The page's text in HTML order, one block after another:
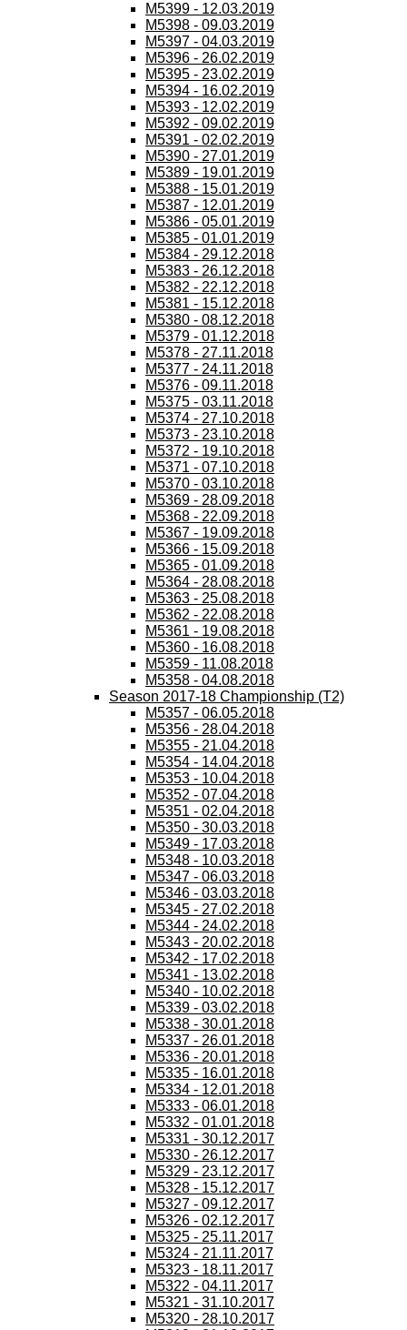
M5399 - 12.03.2019
M5398 - 09.03.2019
M5397 - 04.03.2019
M5396 - 26.02.2019
M5395 - 23.02.2019
M5394 - 16.02.2019
M5393 - 12.02.2019
M5392 - 09.02.2019
M5391 - 02.02.2019
M5390 - 27.01.2019
M5389 - 19.01.2019
M5388 - 15.01.2019
M5387 - 12.01.2019
M5386 - 05.01.2019
M5385 - 01.01.2019
M5384 - 29.12.2018
M5383 - 26.12.2018
M5382 - 22.12.2018
M5381 - 15.12.2018
M5380 - 08.12.2018
M5379 - 01.12.2018
M5378 - 27.11.2018
M5377 - 24.11.2018
M5376 - 09.11.2018
M5375 - 03.11.2018
M5374 - 27.10.2018
M5373 - 23.10.2018
M5372 - 19.10.2018
M5371 - 07.10.2018
M5370 - 03.10.2018
M5369 - 28.09.2018
M5368 - 22.09.2018
M5367 - 19.09.2018
M5366 - 15.09.2018
M5365 - 01.09.2018
M5364 - 28.08.2018
M5363 - 25.08.2018
M5362 - 22.08.2018
M5361 - 19.08.2018
M5360 - 16.08.2018
M5359 - 11.08.2018
M5358 - 04.08.2018
Season 2017-18 Championship (T2)
M5357 - 06.05.2018
M5356 - 28.04.2018
M5355 - 21.04.2018
M5354 - 14.04.2018
M5353 - 10.04.2018
M5352 - 07.04.2018
M5351 - 02.04.2018
M5350 - 30.03.2018
M5349 - 17.03.2018
M5348 - 10.03.2018
M5347 - 06.03.2018
M5346 - 03.03.2018
M5345 - 27.02.2018
M5344 - 24.02.2018
M5343 - 20.02.2018
M5342 - 17.02.2018
M5341 - 13.02.2018
M5340 - 10.02.2018
M5339 - 03.02.2018
M5338 - 30.01.2018
M5337 - 26.01.2018
M5336 - 20.01.2018
M5335 - 16.01.2018
M5334 - 12.01.2018
M5333 - 06.01.2018
M5332 - 01.01.2018
M5331 - 30.12.2017
M5330 - 26.12.2017
M5329 - 23.12.2017
M5328 - 15.12.2017
M5327 - 09.12.2017
M5326 - 02.12.2017
M5325 - 25.11.2017
M5324 - 21.11.2017
M5323 - 18.11.2017
M5322 - 04.11.2017
M5321 - 31.10.2017
M5320 - 28.10.2017